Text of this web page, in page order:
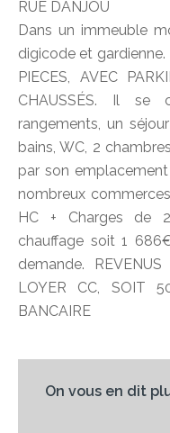
RUE DANJOU
Dans un immeuble
digicode et
PIECES, AVEC
CHAUSSÉS. Il se
rangements, un
bains, WC, 2
par son
nombreux
HC + Charges de
chauffage soit 1
demande.
LOYER CC, SOIT
BANCAIRE
On vous en dit